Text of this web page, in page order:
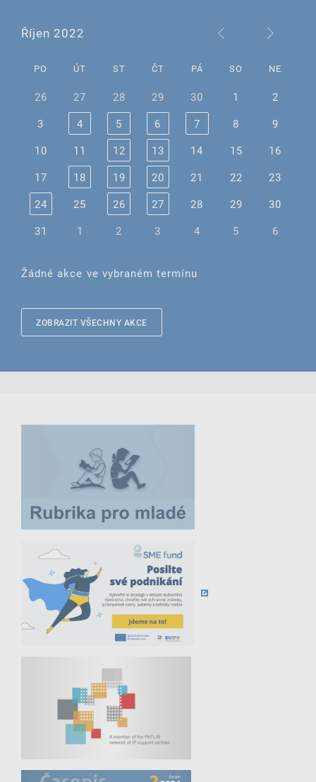
Říjen 2022
PO ÚT ST ČT PÁ SO NE
26 27 28 29 30 1
2
3
4 5 6 7 8
9
10
11 12 13 14 15
16
17
18 19 20 21 22
23
24
25 26 27 28 29
30
31
1 2 3 4 5 6
Žádné akce ve vybraném termínu
ZOBRAZIT VŠECHNY AKCE